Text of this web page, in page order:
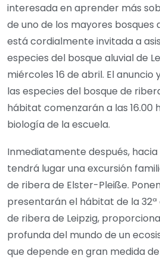
interesada en aprender más
de uno de los mayores bosques
está cordialmente invitada a
especies del bosque aluvial de
miércoles 16 de abril. El
las especies del bosque de
hábitat comenzarán a las 16.00
biología de la escuela.
Inmediatamente después, hacia
tendrá lugar una excursión
de ribera de Elster-Pleiße.
presentarán el hábitat de la
de ribera de Leipzig,
profunda del mundo de un
que depende en gran medida